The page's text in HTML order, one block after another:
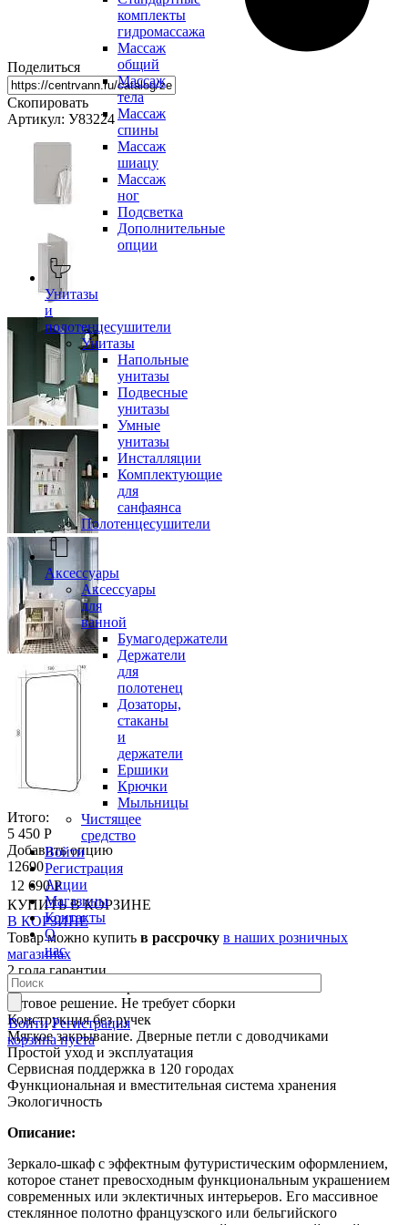
комплекты
гидромассажа
Массаж
общий
Массаж
тела
Массаж
спины
Массаж
шиацу
Массаж
ног
Подсветка
Дополнительные
опции
Унитазы
и
полотенцесушители
Унитазы
Напольные
унитазы
Подвесные
унитазы
Умные
унитазы
Инсталляции
Комплектующие
для
санфаянса
Полотенцесушители
Аксессуары
Аксессуары
для
ванной
Бумагодержатели
Держатели
для
полотенец
Дозаторы,
стаканы
и
держатели
Ершики
Крючки
Мыльницы
Чистящее
средство
Войти
Регистрация
Акции
Магазины
Контакты
О
нас
Войти Регистрация
корзина пуста
Поделиться
Скопировать
Артикул: У83224
Итого:
5 450 Р
Добавить опцию
12690
12 690 Р
КУПИТЬ В КОРЗИНЕ
В КОРЗИНЕ
Товар можно купить в рассрочку в наших розничных
магазинах
2 года гарантии
Влагостойкие материалы
Готовое решение. Не требует сборки
Конструкция без ручек
Мягкое закрывание. Дверные петли с доводчиками
Простой уход и эксплуатация
Сервисная поддержка в 120 городах
Функциональная и вместительная система хранения
Экологичность
Описание:
Зеркало-шкаф с эффектным футуристическим оформлением,
которое станет превосходным функциональным украшением
современных или эклектичных интерьеров. Его массивное
стеклянное полотно французского или бельгийского